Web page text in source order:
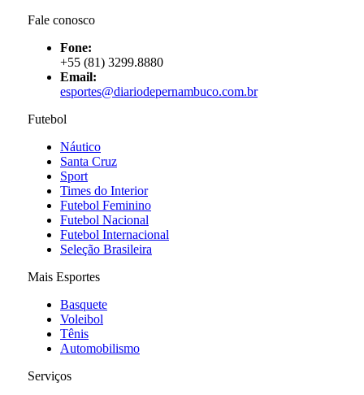
Fale conosco
Fone:
+55 (81) 3299.8880
Email:
esportes@diariodepernambuco.com.br
Futebol
Náutico
Santa Cruz
Sport
Times do Interior
Futebol Feminino
Futebol Nacional
Futebol Internacional
Seleção Brasileira
Mais Esportes
Basquete
Voleibol
Tênis
Automobilismo
Serviços